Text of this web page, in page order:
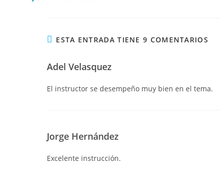
ESTA ENTRADA TIENE 9 COMENTARIOS
Adel Velasquez
El instructor se desempeño muy bien en el tema.
Jorge Hernández
Excelente instrucción.